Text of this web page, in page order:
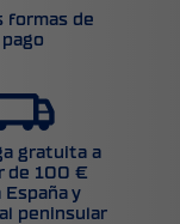
formas de
pago
gratuita a
de 100 €
España y
peninsular